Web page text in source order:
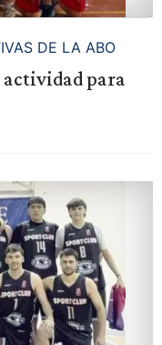
DE LA ABO
actividad para